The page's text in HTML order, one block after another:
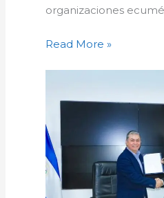
organizaciones
Read More »